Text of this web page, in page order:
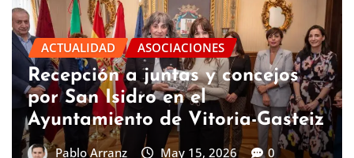
ACTUALIDAD
Renovación del parque infantil
de la calle La Presa en
Abetxuko, Vitoria-Gasteiz